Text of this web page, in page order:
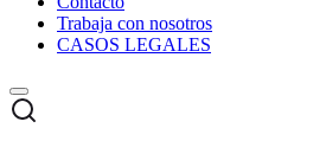
Trabaja con nosotros
CASOS LEGALES